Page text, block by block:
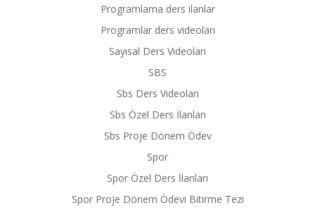
Programlama ders ilanlar
Programlar ders videoları
Sayısal Ders Videoları
SBS
Sbs Ders Videoları
Sbs Özel Ders İlanları
Sbs Proje Dönem Ödev
Spor
Spor Özel Ders İlanları
Spor Proje Dönem Ödevi Bitirme Tezi